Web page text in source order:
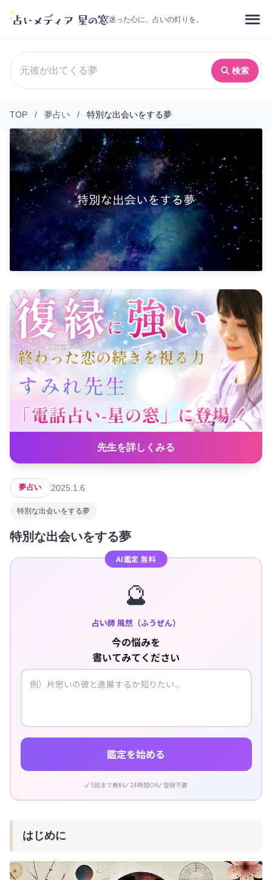
迷った心に、占いの灯りを。
検索
TOP / 夢占い / 特別な出会いをする夢
先生を詳しくみる
夢占い 2025.1.6
特別な出会いをする夢
特別な出会いをする夢
AI鑑定 無料
🔮
占い師 風然（ふうぜん）
今の悩みを
書いてみてください
鑑定を始める
5回まで無料 24時間OK 登録不要
はじめに